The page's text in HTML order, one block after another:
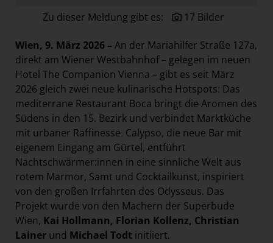
section.d
Swiss Life Select
The Companion
The Hoxton
Unibail-Rodamco-Westfield
Vöslauer
MEDIA
KONTAKT
Zu dieser Meldung gibt es: 17 Bilder
Wien, 9. März 2026 – An der Mariahilfer Straße 127a,
direkt am Wiener Westbahnhof – gelegen im neuen
Hotel The Companion Vienna – gibt es seit März
2026 gleich zwei neue kulinarische Hotspots: Das
mediterrane Restaurant Boca bringt die Aromen des
Südens in den 15. Bezirk und verbindet Marktküche
mit urbaner Raffinesse. Calypso, die neue Bar mit
eigenem Eingang am Gürtel, entführt
Nachtschwärmer:innen in eine sinnliche Welt aus
rotem Marmor, Samt und Cocktailkunst, inspiriert
von den großen Irrfahrten des Odysseus. Das
Projekt wurde von den Machern der Superbude
Wien, Kai Hollmann, Florian Kollenz, Christian
Lainer und Michael Todt initiiert.